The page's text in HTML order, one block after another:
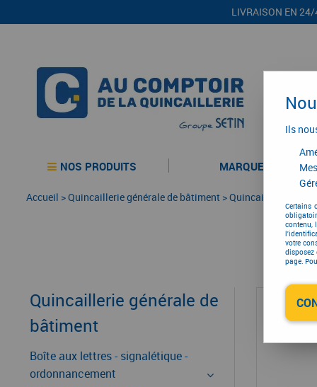
LIVRAISON EN 24/
NOS PRODUITS MARQUES
Accueil >Quincaillerie générale de bâtiment >Quincaillerie
Quincaillerie générale de
bâtiment
Boîte aux lettres - signalétique -
ordonnancement
Ils
Certains
contenu,
votre
disposez
page.